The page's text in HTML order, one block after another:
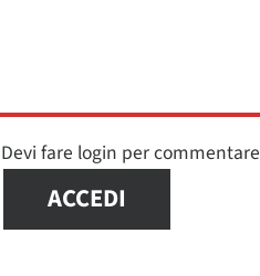
Devi fare login per commentare
ACCEDI